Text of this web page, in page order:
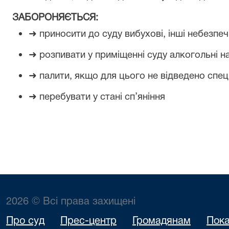
ЗАБОРОНЯЄТЬСЯ:
➜ приносити до суду вибухові, інші
➜ розпивати у приміщенні суду алкогольні
➜ палити, якщо для цього не відведено
➜ перебувати у стані сп’яніння
2026 © Всі права захищені
Про суд Прес-центр Громадянам